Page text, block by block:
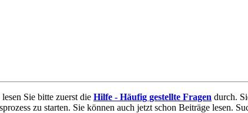
Sie bitte zuerst die Hilfe - Häufig gestellte Fragen durch.
zu starten. Sie können auch jetzt schon Beiträge lesen.